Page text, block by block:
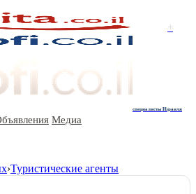
+
специалисты Израиля
Медиа
›Туристические агенты